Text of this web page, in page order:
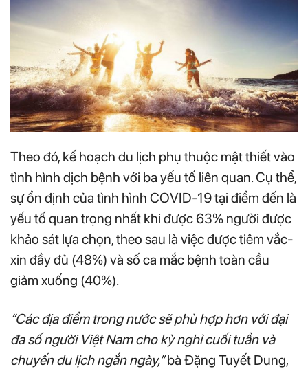
Theo đó, kế hoạch du lịch phụ thuộc mật thiết vào
tình hình dịch bệnh với ba yếu tố liên quan. Cụ thể,
sự ổn định của tình hình COVID-19 tại điểm đến là
yếu tố quan trọng nhất khi được 63% người được
khảo sát lựa chọn, theo sau là việc được tiêm vắc-
xin đầy đủ (48%) và số ca mắc bệnh toàn cầu
giảm xuống (40%).
“Các địa điểm trong nước sẽ phù hợp hơn với đại
đa số người Việt Nam cho kỳ nghỉ cuối tuần và
chuyến du lịch ngắn ngày,”bà Đặng Tuyết Dung,